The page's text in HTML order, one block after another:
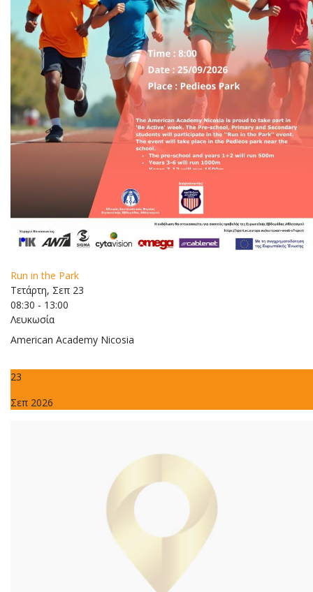
Run in the Park
Τετάρτη, Σεπ 23
08:30 - 13:00
Λευκωσία
American Academy Nicosia
23
Σεπ 2026